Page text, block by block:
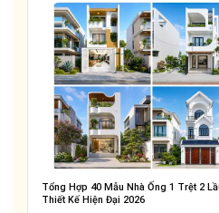
Tổng Hợp 40 Mẫu Nhà Ống 1 Trệt 2
Thiết Kế Hiện Đại 2026